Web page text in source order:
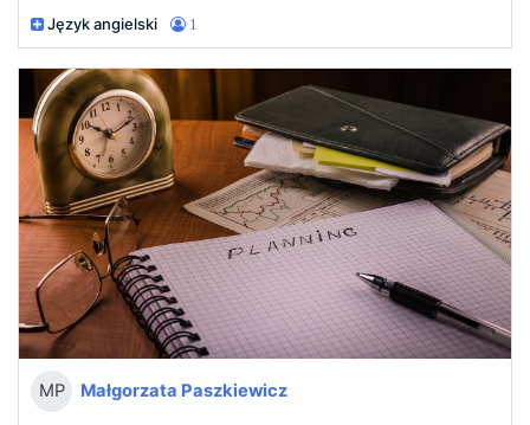
Język angielski 1
MP Małgorzata Paszkiewicz